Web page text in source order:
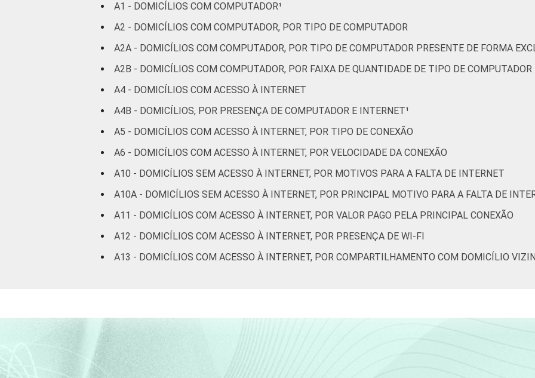
C 87 13
DE 60 40
Fonte: CGI.br/NIC.br, Centro Regional de Estudos para o Desenvolvimento da Sociedade da
A1 - DOMICÍLIOS COM COMPUTADOR¹
A2 - DOMICÍLIOS COM COMPUTADOR, POR TIPO DE COMPUTADOR
A2A - DOMICÍLIOS COM COMPUTADOR, POR TIPO DE COMPUTADOR PRESENTE DE FORMA
A2B - DOMICÍLIOS COM COMPUTADOR, POR FAIXA DE QUANTIDADE DE TIPO DE COMPUTADOR
A4 - DOMICÍLIOS COM ACESSO À INTERNET
A4B - DOMICÍLIOS, POR PRESENÇA DE COMPUTADOR E INTERNET¹
A5 - DOMICÍLIOS COM ACESSO À INTERNET, POR TIPO DE CONEXÃO
A6 - DOMICÍLIOS COM ACESSO À INTERNET, POR VELOCIDADE DA CONEXÃO
A10 - DOMICÍLIOS SEM ACESSO À INTERNET, POR MOTIVOS PARA A FALTA DE INTERNET
A10A - DOMICÍLIOS SEM ACESSO À INTERNET, POR PRINCIPAL MOTIVO PARA A FALTA DE
A11 - DOMICÍLIOS COM ACESSO À INTERNET, POR VALOR PAGO PELA PRINCIPAL CONEXÃO
A12 - DOMICÍLIOS COM ACESSO À INTERNET, POR PRESENÇA DE WI-FI
A13 - DOMICÍLIOS COM ACESSO À INTERNET, POR COMPARTILHAMENTO COM DOMICÍLIO